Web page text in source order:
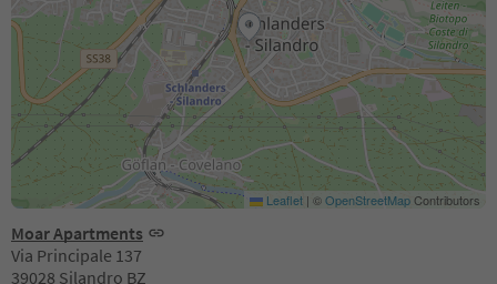
Moar Apartments
Via Principale 137
39028 Silandro BZ
Leaflet | ©OpenStreetMapContributors